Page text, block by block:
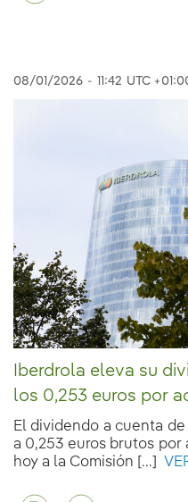
08/01/2026 - 11:42 UTC
Iberdrola eleva su
los 0,253 euros por
El dividendo a cuenta
a 0,253 euros brutos
hoy a la Comisión [...]